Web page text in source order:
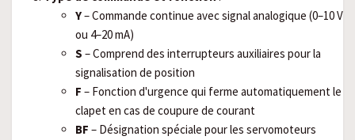
Y– Commande continue avec signal analogique (0–10 V
ou 4–20 mA)
S – Comprend des interrupteurs auxiliaires pour la
signalisation de position
F – Fonction d'urgence qui ferme automatiquement le
clapet en cas de coupure de courant
BF – Désignation spéciale pour les servomoteurs